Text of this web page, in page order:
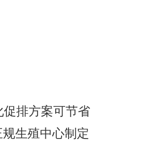
促排方案可节省
生殖中心制定